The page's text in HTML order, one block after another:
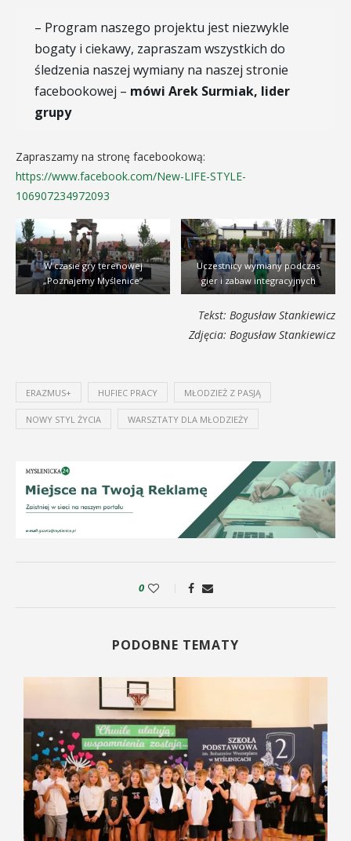
– Program naszego projektu jest niezwykle
bogaty i ciekawy, zapraszam wszystkich do
śledzenia naszej wymiany na naszej stronie
facebookowej – mówi Arek Surmiak, lider
grupy
Zapraszamy na stronę facebookową:
https://www.facebook.com/New-LIFE-STYLE-
106907234972093
W czasie gry terenowej
„Poznajemy Myślenice”
Uczestnicy wymiany podczas
gier i zabaw integracyjnych
Tekst: Bogusław Stankiewicz
Zdjęcia: Bogusław Stankiewicz
ERAZMUS+ HUFIEC PRACY MŁODZIEŻ Z PASJĄ
NOWY STYL ŻYCIA WARSZTATY DLA MŁODZIEŻY
0
PODOBNE TEMATY